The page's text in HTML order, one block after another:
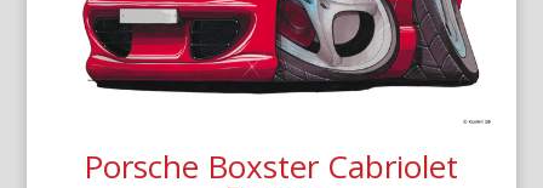
Porsche Boxster Cabriolet